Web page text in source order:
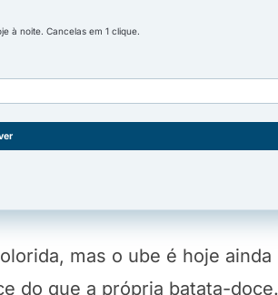
à noite. Cancelas em 1 clique.
mas o ube é hoje ainda
do que a própria batata-doce.